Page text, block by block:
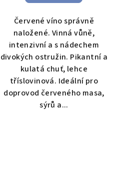
Červené víno správně
naložené. Vinná vůně,
intenzivní a s nádechem
divokých ostružin. Pikantní a
kulatá chuť, lehce
tříslovinová. Ideální pro
doprovod červeného masa,
sýrů a...